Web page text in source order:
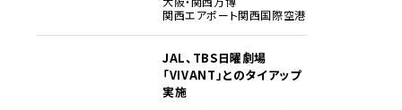
関西エアポート関西国際空港
JAL、TBS日曜劇場
「VIVANT」とのタイアップ
実施